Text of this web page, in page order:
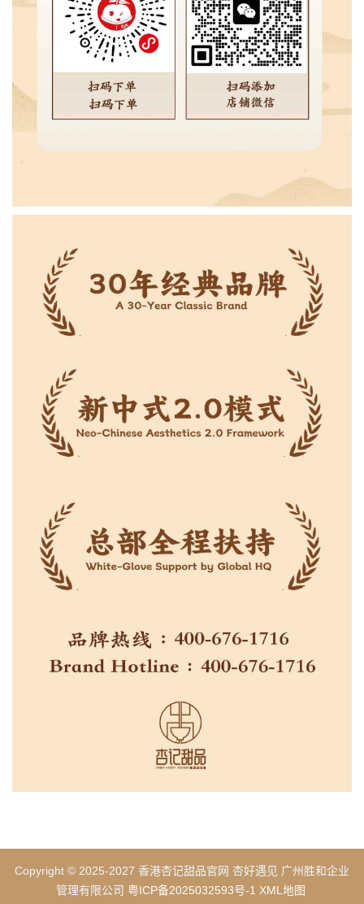
Copyright © 2025-2027 香港杏记甜品官网 杏好遇见 广州胜和企业
管理有限公司 粤ICP备2025032593号-1 XML地图